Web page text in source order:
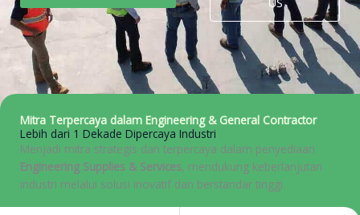
Mitra Terpercaya dalam Engineering & General Contractor
Lebih dari 1 Dekade Dipercaya Industri
Menjadi mitra strategis dan terpercaya dalam penyediaan
Engineering Supplies & Services, mendukung keberlanjutan
industri melalui solusi inovatif dan berstandar tinggi.